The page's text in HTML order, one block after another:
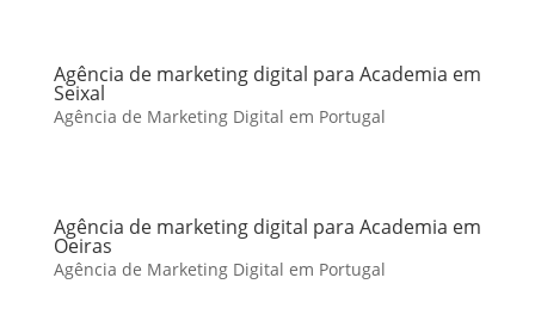
Agência de marketing digital para Academia em
Seixal
Agência de Marketing Digital em Portugal
Agência de marketing digital para Academia em
Oeiras
Agência de Marketing Digital em Portugal